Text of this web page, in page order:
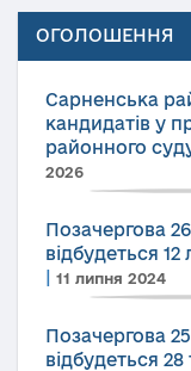
ОГОЛОШЕННЯ
Сарненська
кандидатів у
районного
2026
Позачергова
відбудеться
11 липня 2024
Позачергова
відбудеться